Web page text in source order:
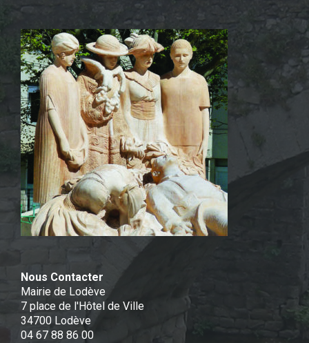
Nous Contacter
Mairie de Lodève
7 place de l'Hôtel de Ville
34700 Lodève
04 67 88 86 00